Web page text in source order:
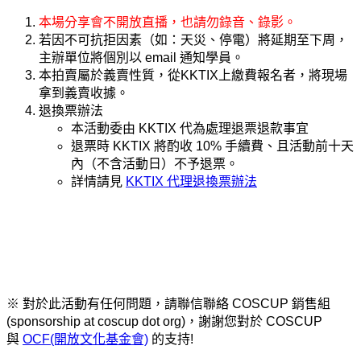
本場分享會不開放直播，也請勿錄音、錄影。
若因不可抗拒因素（如：天災、停電）將延期至下周，
主辦單位將個別以 email 通知學員。
本拍賣屬於義賣性質，從KKTIX上繳費報名者，將現場
拿到義賣收據。
退換票辦法
本活動委由 KKTIX 代為處理退票退款事宜
退票時 KKTIX 將酌收 10% 手續費、且活動前十天
內（不含活動日）不予退票。
詳情請見 KKTIX 代理退換票辦法
※ 對於此活動有任何問題，請聯信聯絡 COSCUP 銷售組
(sponsorship at coscup dot org)，謝謝您對於 COSCUP
與 OCF(開放文化基金會) 的支持!